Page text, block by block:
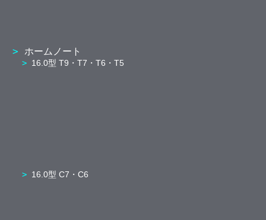
ホームノート
16.0型 T9・T7・T6・T5
16.0型 C7・C6